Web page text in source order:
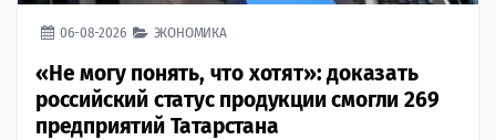
06-08-2026 ЭКОНОМИКА
«Не могу понять, что хотят»: доказать
российский статус продукции смогли 269
предприятий Татарстана